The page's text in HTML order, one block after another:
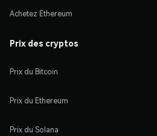
Achetez Ethereum
Prix des cryptos
Prix du Bitcoin
Prix du Ethereum
Prix du Solana